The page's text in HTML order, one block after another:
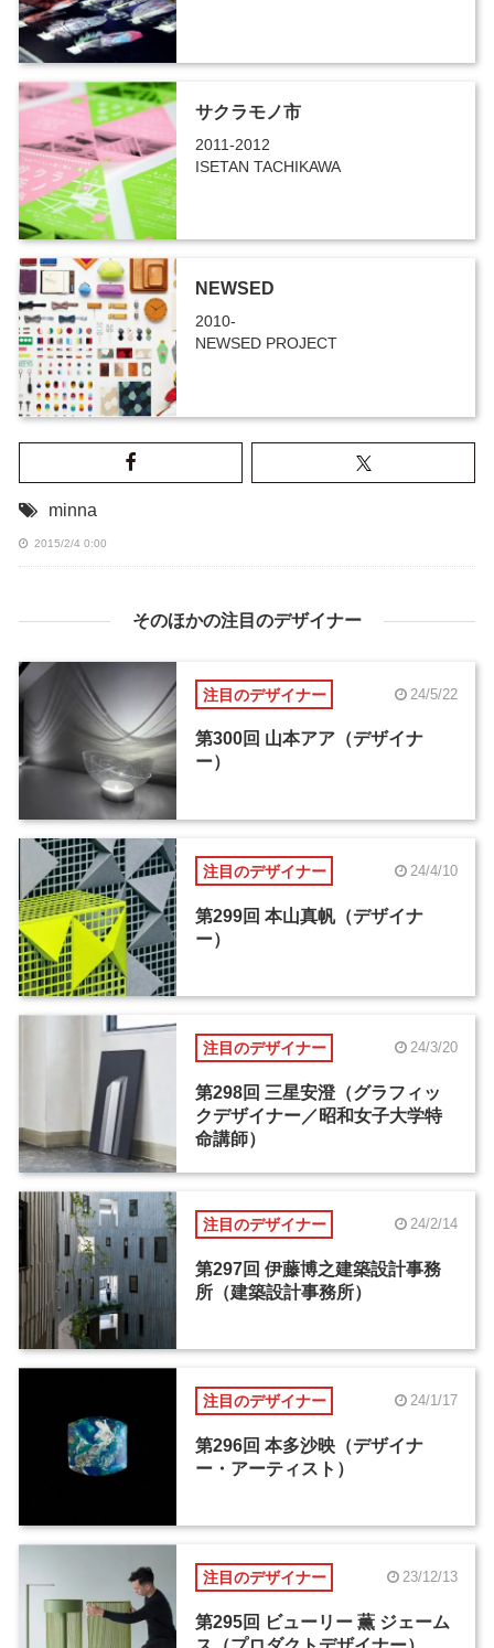
サクラモノ市
2011-2012
ISETAN TACHIKAWA
NEWSED
2010-
NEWSED PROJECT
minna
2015/2/4 0:00
そのほかの注目のデザイナー
注目のデザイナー 24/5/22
第300回 山本アア（デザイナ
ー）
注目のデザイナー 24/4/10
第299回 本山真帆（デザイナ
ー）
注目のデザイナー 24/3/20
第298回 三星安澄（グラフィッ
クデザイナー／昭和女子大学特
命講師）
注目のデザイナー 24/2/14
第297回 伊藤博之建築設計事務
所（建築設計事務所）
注目のデザイナー 24/1/17
第296回 本多沙映（デザイナ
ー・アーティスト）
注目のデザイナー 23/12/13
第295回 ビューリー 薫 ジェーム